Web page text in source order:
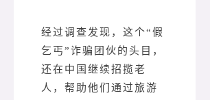
经过调查发现，这个“假
乞丐”诈骗团伙的头目，
还在中国继续招揽老
人，帮助他们通过旅游